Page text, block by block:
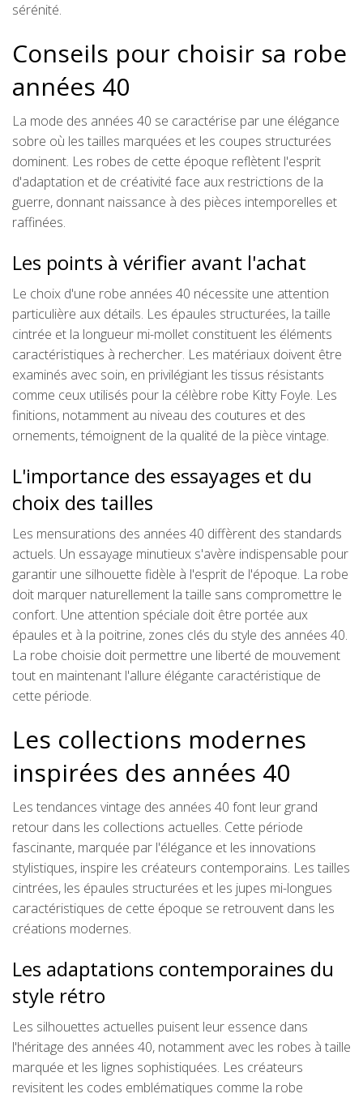
sérénité.
Conseils pour choisir sa robe
années 40
La mode des années 40 se caractérise par une élégance
sobre où les tailles marquées et les coupes structurées
dominent. Les robes de cette époque reflètent l'esprit
d'adaptation et de créativité face aux restrictions de la
guerre, donnant naissance à des pièces intemporelles et
raffinées.
Les points à vérifier avant l'achat
Le choix d'une robe années 40 nécessite une attention
particulière aux détails. Les épaules structurées, la taille
cintrée et la longueur mi-mollet constituent les éléments
caractéristiques à rechercher. Les matériaux doivent être
examinés avec soin, en privilégiant les tissus résistants
comme ceux utilisés pour la célèbre robe Kitty Foyle. Les
finitions, notamment au niveau des coutures et des
ornements, témoignent de la qualité de la pièce vintage.
L'importance des essayages et du
choix des tailles
Les mensurations des années 40 diffèrent des standards
actuels. Un essayage minutieux s'avère indispensable pour
garantir une silhouette fidèle à l'esprit de l'époque. La robe
doit marquer naturellement la taille sans compromettre le
confort. Une attention spéciale doit être portée aux
épaules et à la poitrine, zones clés du style des années 40.
La robe choisie doit permettre une liberté de mouvement
tout en maintenant l'allure élégante caractéristique de
cette période.
Les collections modernes
inspirées des années 40
Les tendances vintage des années 40 font leur grand
retour dans les collections actuelles. Cette période
fascinante, marquée par l'élégance et les innovations
stylistiques, inspire les créateurs contemporains. Les tailles
cintrées, les épaules structurées et les jupes mi-longues
caractéristiques de cette époque se retrouvent dans les
créations modernes.
Les adaptations contemporaines du
style rétro
Les silhouettes actuelles puisent leur essence dans
l'héritage des années 40, notamment avec les robes à taille
marquée et les lignes sophistiquées. Les créateurs
revisitent les codes emblématiques comme la robe